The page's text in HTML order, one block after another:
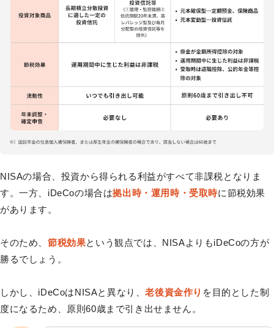
NISAの場合、投資から得られる利益がすべて非課税となりま
す。一方、iDeCoの場合は拠出時・運用時・受取時に節税効果
があります。
そのため、 節税効果という観点では、NISAよりもiDeCoの方が
勝るでしょう。
しかし、iDeCoはNISAと異なり、老後資金作り を目的とした制
度になるため、原則60歳まで引き出せません。